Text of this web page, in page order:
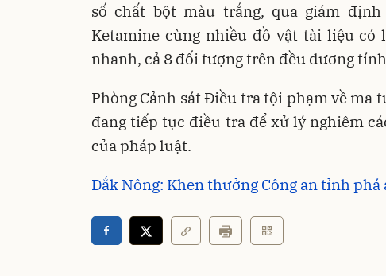
số chất bột màu trắng, qua giám
Ketamine cùng nhiều đồ vật tài liệu có
nhanh, cả 8 đối tượng trên đều dương
Phòng Cảnh sát Điều tra tội phạm về ma
đang tiếp tục điều tra để xử lý nghiêm
của pháp luật.
Đắk Nông: Khen thưởng Công an tỉnh